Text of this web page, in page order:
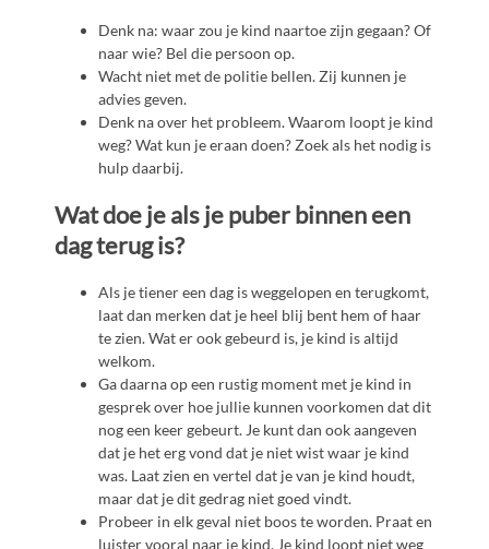
Denk na: waar zou je kind naartoe zijn gegaan? Of
naar wie? Bel die persoon op.
Wacht niet met de politie bellen. Zij kunnen je
advies geven.
Denk na over het probleem. Waarom loopt je kind
weg? Wat kun je eraan doen? Zoek als het nodig is
hulp daarbij.
Wat doe je als je puber binnen een
dag terug is?
Als je tiener een dag is weggelopen en terugkomt,
laat dan merken dat je heel blij bent hem of haar
te zien. Wat er ook gebeurd is, je kind is altijd
welkom.
Ga daarna op een rustig moment met je kind in
gesprek over hoe jullie kunnen voorkomen dat dit
nog een keer gebeurt. Je kunt dan ook aangeven
dat je het erg vond dat je niet wist waar je kind
was. Laat zien en vertel dat je van je kind houdt,
maar dat je dit gedrag niet goed vindt.
Probeer in elk geval niet boos te worden. Praat en
luister vooral naar je kind. Je kind loopt niet weg